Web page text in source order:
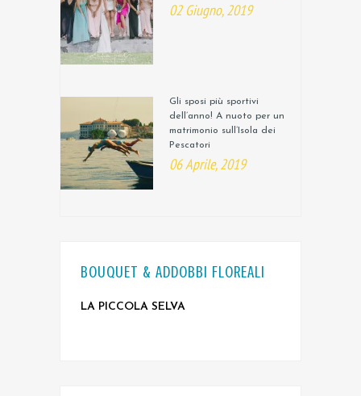
02 Giugno, 2019
Gli sposi più sportivi
dell’anno! A nuoto per un
matrimonio sull’Isola dei
Pescatori
06 Aprile, 2019
BOUQUET & ADDOBBI FLOREALI
LA PICCOLA SELVA